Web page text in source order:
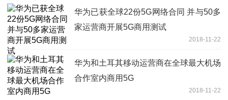
华为已获全球22份5G网络合同 并与50多
家运营商开展5G商用测试
2018-11-22
华为和土耳其移动运营商在全球最大机场
合作室内商用5G
2018-11-22